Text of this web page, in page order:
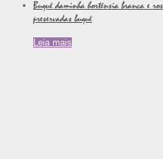
Buquê daminha hortênsia branca e
preservadas buquê
Leia mais